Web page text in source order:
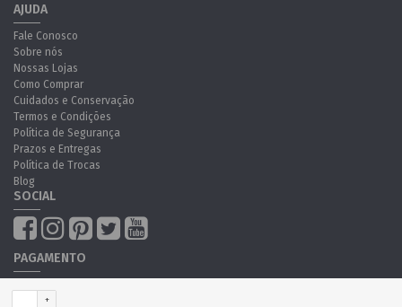
+
AJUDA
Fale Conosco
Sobre nós
Nossas Lojas
Como Comprar
Cuidados e Conservação
Termos e Condições
Política de Segurança
Prazos e Entregas
Política de Trocas
Blog
SOCIAL
PAGAMENTO